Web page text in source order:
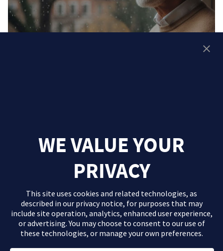
El contenido que se proporciona en este sitio Web es información
WE VALUE YOUR
PRIVACY
This site uses cookies and related technologies, as
described in our privacy notice, for purposes that may
include site operation, analytics, enhanced user experience,
or advertising. You may choose to consent to our use of
these technologies, or manage your own preferences.